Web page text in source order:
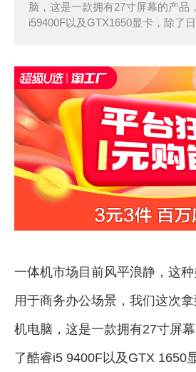
脑，这是一款拥有27寸屏幕的产品
i59400F以及GTX1650显卡，除了日
一体机市场目前风平浪静，这
用于商务办公场景，我们这次
机电脑，这是一款拥有27寸屏
了酷睿i5 9400F以及GTX 1650